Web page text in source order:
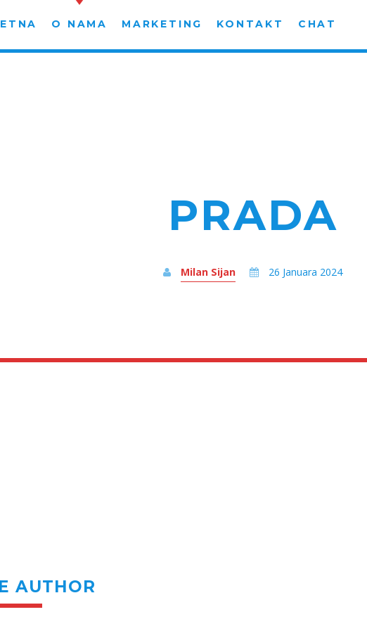
O NAMA MARKETING KONTAKT CHAT
PRADA
Milan Sijan 26 Januara 2024
AUTHOR